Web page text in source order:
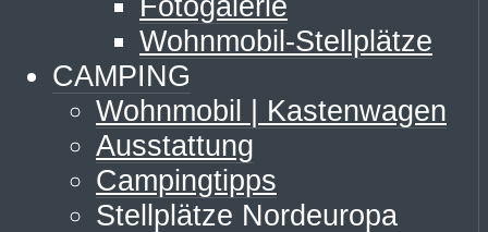
Wohnmobil-Stellplätze
CAMPING
Wohnmobil | Kastenwagen
Ausstattung
Campingtipps
Stellplätze Nordeuropa